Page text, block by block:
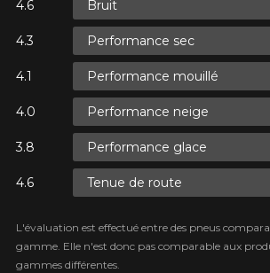
Bruit
Performance sec
Performance mouillé
Performance neige
Performance glace
Tenue de route
L'évaluation est effectué entre des pneus
gamme. Elle n'est donc pas comparable aux
gammes différentes.